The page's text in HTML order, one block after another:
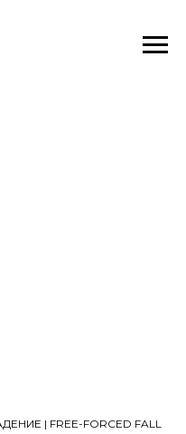
| FREE-FORCED FALL